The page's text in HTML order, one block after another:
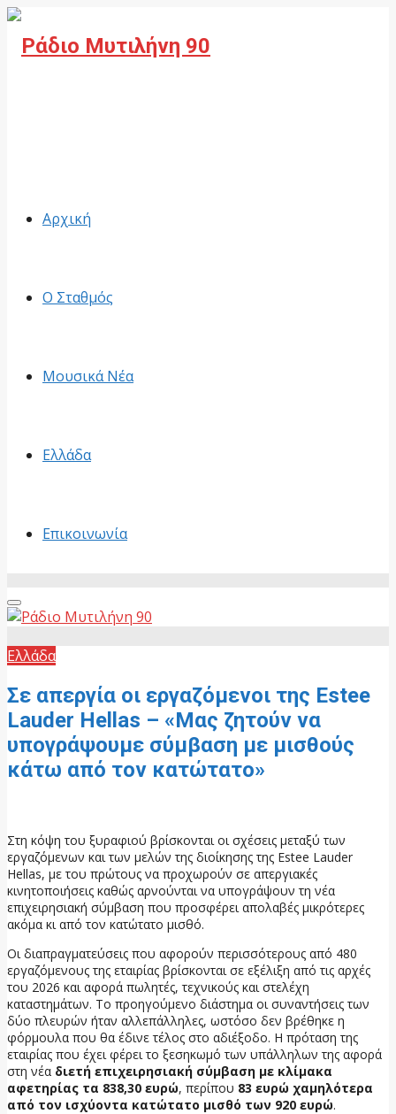
Αρχική
Ο Σταθμός
Μουσικά Νέα
Ελλάδα
Επικοινωνία
Primary
Menu
Ελλάδα
Σε απεργία οι εργαζόμενοι της Estee
Lauder Hellas – «Μας ζητούν να
υπογράψουμε σύμβαση με μισθούς
κάτω από τον κατώτατο»
Στη κόψη του ξυραφιού βρίσκονται οι σχέσεις μεταξύ των
εργαζόμενων και των μελών της διοίκησης της Estee Lauder
Hellas, με του πρώτους να προχωρούν σε απεργιακές
κινητοποιήσεις καθώς αρνούνται να υπογράψουν τη νέα
επιχειρησιακή σύμβαση που προσφέρει απολαβές μικρότερες
ακόμα κι από τον κατώτατο μισθό.
Οι διαπραγματεύσεις που αφορούν περισσότερους από 480
εργαζόμενους της εταιρίας βρίσκονται σε εξέλιξη από τις αρχές
του 2026 και αφορά πωλητές, τεχνικούς και στελέχη
καταστημάτων. Το προηγούμενο διάστημα οι συναντήσεις των
δύο πλευρών ήταν αλλεπάλληλες, ωστόσο δεν βρέθηκε η
φόρμουλα που θα έδινε τέλος στο αδιέξοδο. Η πρόταση της
εταιρίας που έχει φέρει το ξεσηκωμό των υπάλληλων της αφορά
στη νέα διετή επιχειρησιακή σύμβαση με κλίμακα
αφετηρίας τα 838,30 ευρώ, περίπου 83 ευρώ χαμηλότερα
από τον ισχύοντα κατώτατο μισθό των 920 ευρώ.